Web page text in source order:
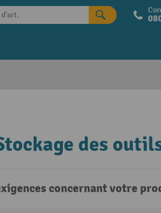
des
concernant votre